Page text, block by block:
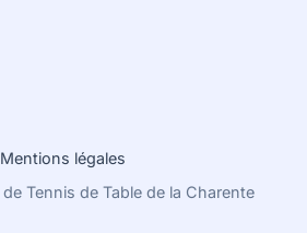
Mentions légales
Tennis de Table de la Charente